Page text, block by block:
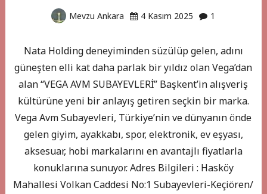
Mevzu Ankara 4 Kasım 2025 1
Nata Holding deneyiminden süzülüp gelen, adını
güneşten elli kat daha parlak bir yıldız olan Vega’dan
alan “VEGA AVM SUBAYEVLERİ” Başkent’in alışveriş
kültürüne yeni bir anlayış getiren seçkin bir marka.
Vega Avm Subayevleri, Türkiye’nin ve dünyanın önde
gelen giyim, ayakkabı, spor, elektronik, ev eşyası,
aksesuar, hobi markalarını en avantajlı fiyatlarla
konuklarına sunuyor. Adres Bilgileri : Hasköy
Mahallesi Volkan Caddesi No:1 Subayevleri-Keçiören/